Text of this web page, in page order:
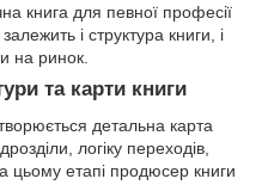
книга для певної професії
і структура книги, і
на ринок.
та карти книги
детальна карта
логіку переходів,
цьому етапі продюсер книги